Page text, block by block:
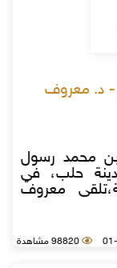
في حقيقتها - 1955م - د. معروف
محمد رسول
حلب، في
معروف
98820 مشاهدة